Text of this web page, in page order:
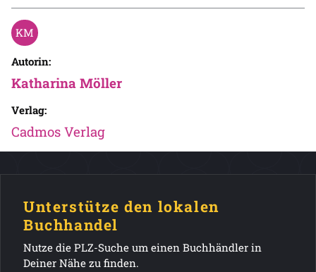
Autorin:
Katharina Möller
Verlag:
Cadmos Verlag
Unterstütze den lokalen
Buchhandel
Nutze die PLZ-Suche um einen Buchhändler in
Deiner Nähe zu finden.